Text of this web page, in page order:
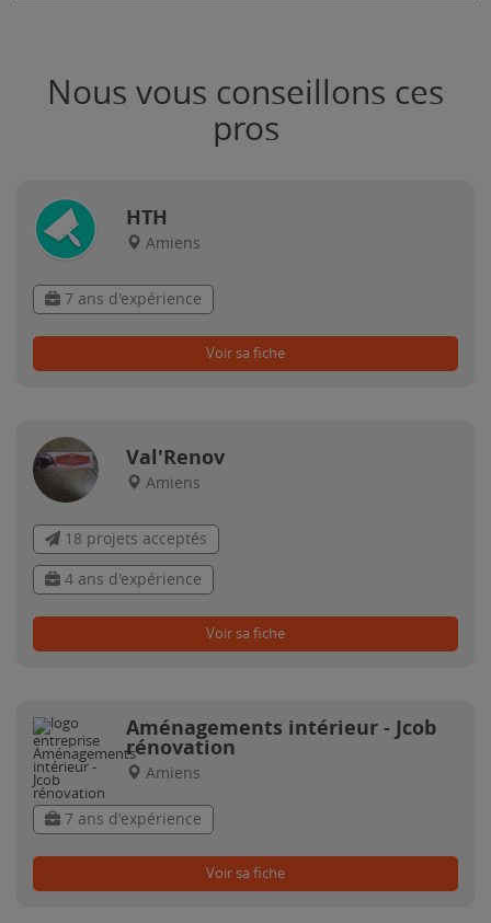
Nous vous conseillons ces
pros
HTH
Amiens
7 ans d'expérience
Voir sa fiche
Val'Renov
Amiens
18 projets acceptés
4 ans d'expérience
Voir sa fiche
Aménagements intérieur - Jcob
rénovation
Amiens
7 ans d'expérience
Voir sa fiche